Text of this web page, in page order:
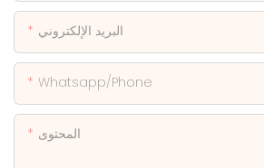
البريد الإلكتروني
Whatsapp/phone
المحتوى